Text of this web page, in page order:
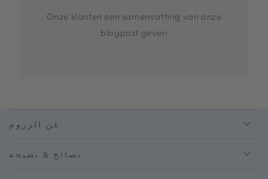
Onze klanten een samenvatting van onze
blogpost geven
عن الزروم
نصائح & نصيحة